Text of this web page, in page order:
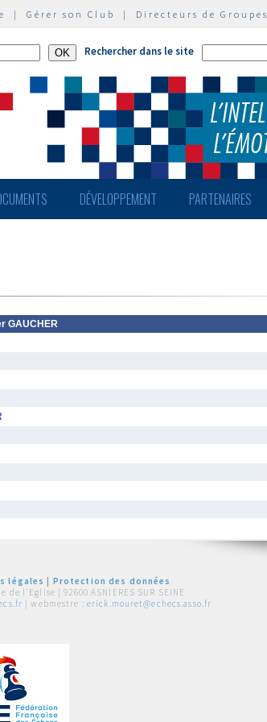
| Gérer son Club | Directeurs de Groupes
Rechercher dans le site
DÉVELOPPEMENT PARTENAIRES
GAUCHER
légales
Protection des données
de l'Eglise | 92600 ASNIERES SUR SEINE
| webmestre : erick.mouret@echecs.asso.fr